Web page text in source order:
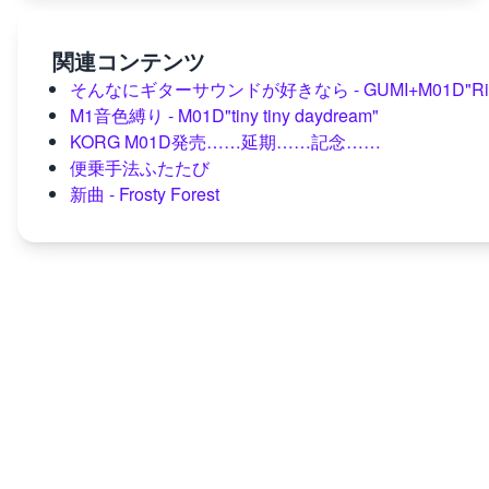
関連コンテンツ
そんなにギターサウンドが好きなら -
M1音色縛り - M01D"tiny tiny daydream"
KORG M01D発売……延期……記念……
便乗手法ふたたび
新曲 - Frosty Forest